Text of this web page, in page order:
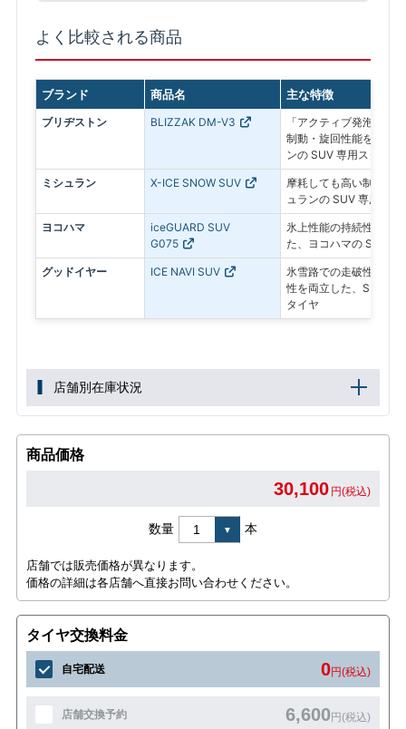
よく比較される商品
ブランド 商品名 主な特徴
ブリヂストン BLIZZAK DM-V3
「アクティブ発泡ゴム
制動・旋回性能を追求
ンの SUV 専用スタッド
ミシュラン X-ICE SNOW SUV
摩耗しても高い制動力
ュランの SUV 専用スタ
ヨコハマ
iceGUARD SUV
G075
氷上性能の持続性と燃
た、ヨコハマの SUV 専
グッドイヤー ICE NAVI SUV
氷雪路での走破性とド
性を両立した、SUV専
タイヤ
店舗別在庫状況
商品価格
30,100 円(税込)
数量 本
店舗では販売価格が異なります。
価格の詳細は各店舗へ直接お問い合わせください。
タイヤ交換料金
自宅配送 0円(税込)
店舗交換予約 6,600円(税込)